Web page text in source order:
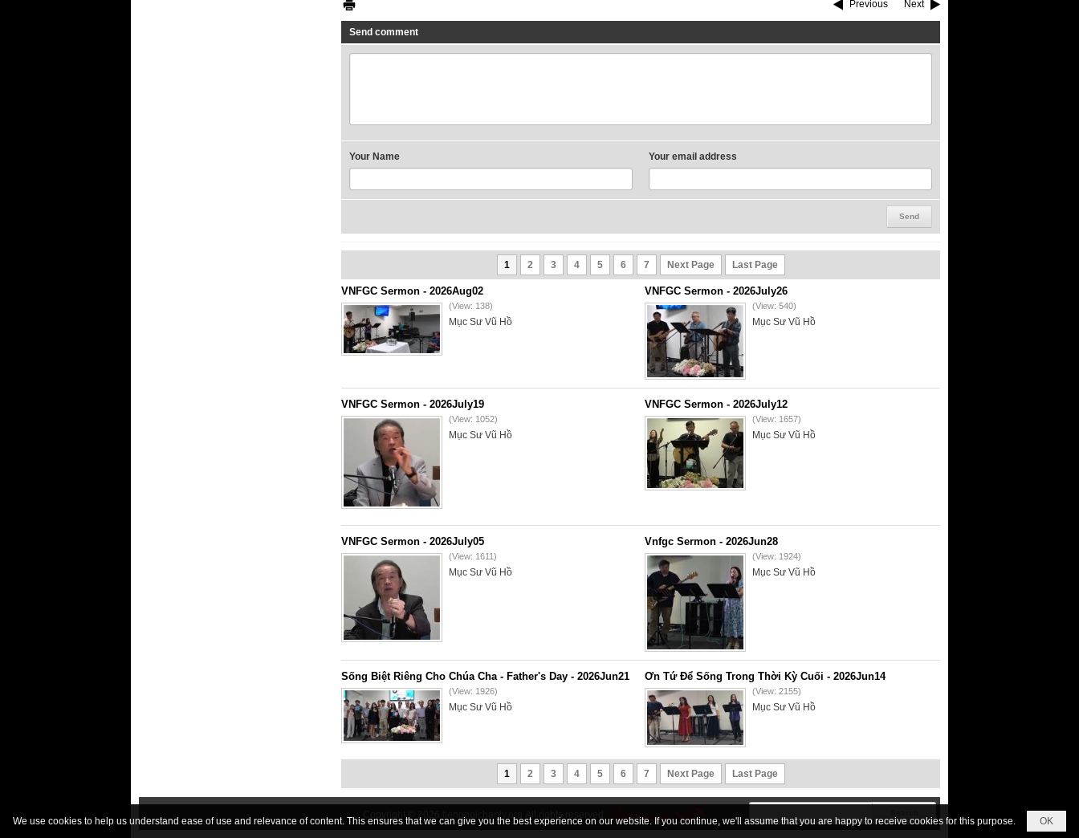
Previous Next
Send comment
Your Name Your email address
1 2 3 4 5 6 7 Next Page Last Page
VNFGC Sermon - 2026Aug02
(View: 138)
Mục Sư Vũ Hồ
VNFGC Sermon - 2026July26
(View: 540)
Mục Sư Vũ Hồ
VNFGC Sermon - 2026July19
(View: 1052)
Mục Sư Vũ Hồ
VNFGC Sermon - 2026July12
(View: 1657)
Mục Sư Vũ Hồ
VNFGC Sermon - 2026July05
(View: 1611)
Mục Sư Vũ Hồ
Vnfgc Sermon - 2026Jun28
(View: 1924)
Mục Sư Vũ Hồ
Sống Biệt Riêng Cho Chúa Cha - Father's Day - 2026Jun21
(View: 1926)
Mục Sư Vũ Hồ
Ơn Tứ Để Sống Trong Thời Kỳ Cuối - 2026Jun14
(View: 2155)
Mục Sư Vũ Hồ
1 2 3 4 5 6 7 Next Page Last Page
Copyright © 2026 tiengnoichanly.org All rights reserved
OK
We use cookies to help us understand ease of use and relevance of content. This ensures that we can give you the best experience on our website. If you continue, we'll assume that you are happy to receive cookies for this purpose.